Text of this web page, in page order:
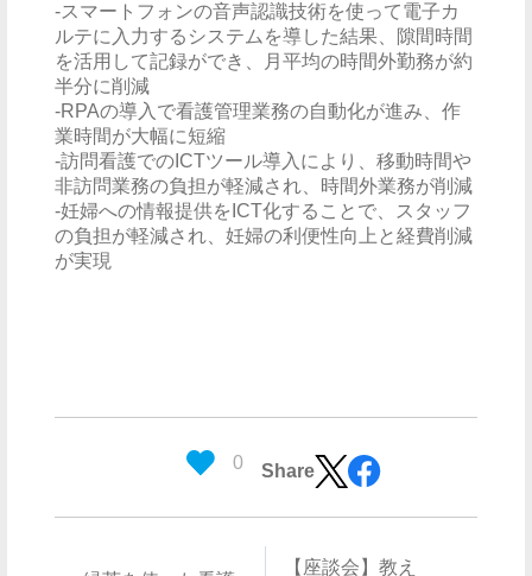
-スマートフォンの音声認識技術を使って電子カ
ルテに入力するシステムを導した結果、隙間時間
を活用して記録ができ、月平均の時間外勤務が約
半分に削減
-RPAの導入で看護管理業務の自動化が進み、作
業時間が大幅に短縮
-訪問看護でのICTツール導入により、移動時間や
非訪問業務の負担が軽減され、時間外業務が削減
-妊婦への情報提供をICT化することで、スタッフ
の負担が軽減され、妊婦の利便性向上と経費削減
が実現
0 Share
【座談会】教え